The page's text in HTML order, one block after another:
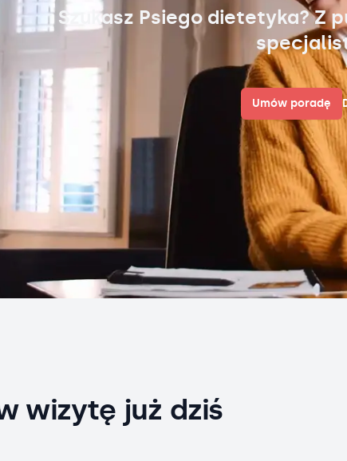
Szukasz Psiego dietetyka? Z
Umów poradę
wizytę już dziś